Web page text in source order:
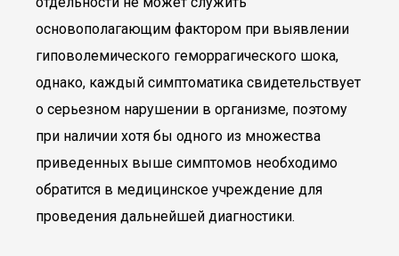
основополагающим фактором при выявлении
гиповолемического геморрагического шока,
однако, каждый симптоматика свидетельствует
о серьезном нарушении в организме, поэтому
при наличии хотя бы одного из множества
приведенных выше симптомов необходимо
обратится в медицинское учреждение для
проведения дальнейшей диагностики.